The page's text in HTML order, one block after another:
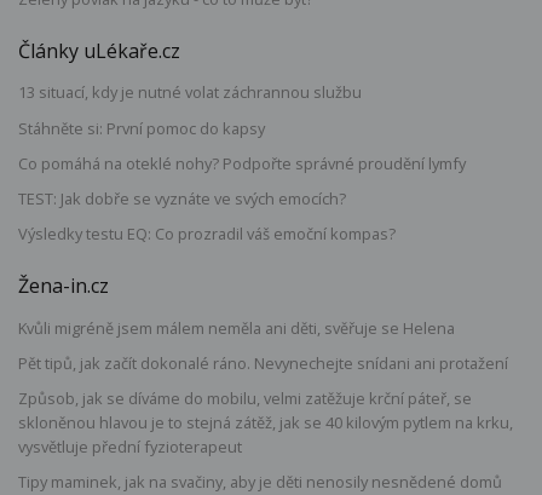
Články uLékaře.cz
13 situací, kdy je nutné volat záchrannou službu
Stáhněte si: První pomoc do kapsy
Co pomáhá na oteklé nohy? Podpořte správné proudění lymfy
TEST: Jak dobře se vyznáte ve svých emocích?
Výsledky testu EQ: Co prozradil váš emoční kompas?
Žena-in.cz
Kvůli migréně jsem málem neměla ani děti, svěřuje se Helena
Pět tipů, jak začít dokonalé ráno. Nevynechejte snídani ani protažení
Způsob, jak se díváme do mobilu, velmi zatěžuje krční páteř, se
skloněnou hlavou je to stejná zátěž, jak se 40 kilovým pytlem na krku,
vysvětluje přední fyzioterapeut
Tipy maminek, jak na svačiny, aby je děti nenosily nesnědené domů